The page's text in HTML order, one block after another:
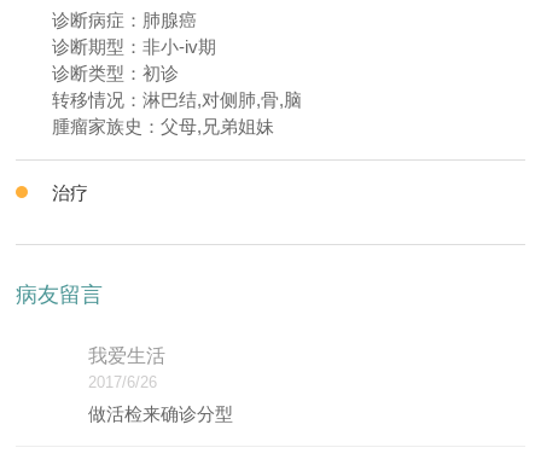
诊断病症：肺腺癌
诊断期型：非小-iv期
诊断类型：初诊
转移情况：淋巴结,对侧肺,骨,脑
腫瘤家族史：父母,兄弟姐妹
治疗
病友留言
我爱生活
2017/6/26
做活检来确诊分型